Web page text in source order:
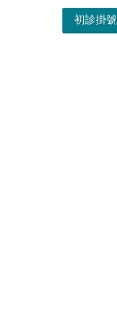
初診掛號